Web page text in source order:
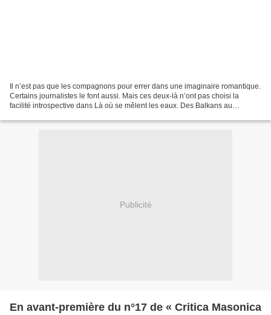
Il n’est pas que les compagnons pour errer dans une imaginaire romantique.
Certains journalistes le font aussi. Mais ces deux-là n’ont pas choisi la
facilité introspective dans Là où se mêlent les eaux. Des Balkans au
Publicité
En avant-première du n°17 de « Critica Masonica